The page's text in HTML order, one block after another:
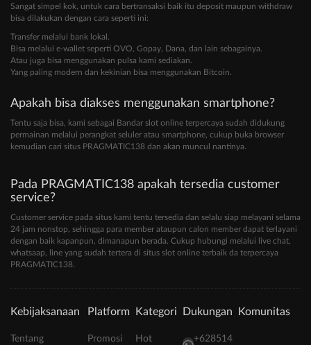
Sangat simpel kok, untuk cara bertransaksi baik itu deposit maupun withdraw
bisa dilakukan dengan cara seperti ini:
Transfer melalui bank lokal.
Bisa melalui e-wallet seperti OVO, Gopay, Dana, dan lain sebagainya.
Atau juga bisa menggunakan pulsa kami sediakan.
Yang paling modern dan kekinian bisa menggunakan Bitcoin.
Apakah bisa diakses menggunakan smartphone?
Tentu saja bisa, kami sebagai Bandar slot online terpercaya sudah didukung
permainan melalui perangkat seluler atau smartphone, cukup buka browser
kemudian cari situs PRAGMATIC138 dan akan muncul nantinya.
Pada PRAGMATIC138 apakah tersedia customer
service?
Customer service pada situs kami tentu tersedia dan selalu siap melayani selama
24 jam nonstop, sehingga para member ataupun calon member dapat terlayani
dengan baik kapanpun, dimanapun berada. Cukup hubungi melalui live chat,
whatsaap, line yang sudah tertera di situs slot online terbaik da terpercaya
PRAGMATIC138.
Kebijaksanaan
Tentang
Platform
Promosi
Kategori
Hot
Dukungan
+628514
Komunitas